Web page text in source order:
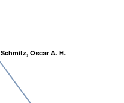
Schmitz, Oscar A. H.